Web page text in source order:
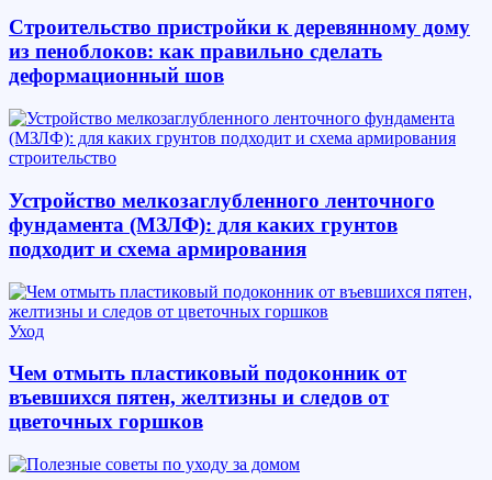
Строительство пристройки к деревянному дому
из пеноблоков: как правильно сделать
деформационный шов
строительство
Устройство мелкозаглубленного ленточного
фундамента (МЗЛФ): для каких грунтов
подходит и схема армирования
Уход
Чем отмыть пластиковый подоконник от
въевшихся пятен, желтизны и следов от
цветочных горшков